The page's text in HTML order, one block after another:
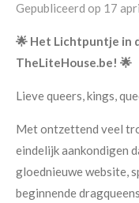
Gepubliceerd op 17
🌟 Het Lichtpuntje in
TheLiteHouse.be! 🌟
Lieve queers, kings,
Met ontzettend veel
eindelijk aankondigen
gloednieuwe website,
beginnende